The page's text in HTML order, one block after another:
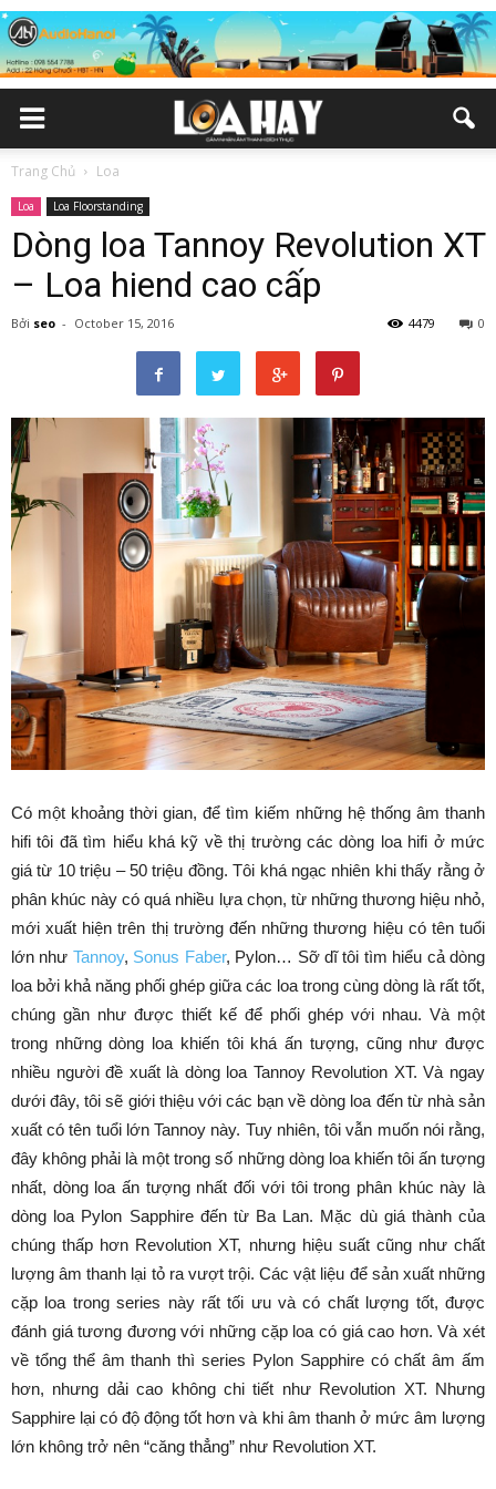
Trang Chủ Loa
Loa Loa Floorstanding
Dòng loa Tannoy Revolution XT
– Loa hiend cao cấp
Bởi seo - October 15, 2016 0
4479
Có một khoảng thời gian, để tìm kiếm những hệ thống âm thanh
hifi tôi đã tìm hiểu khá kỹ về thị trường các dòng loa hifi ở mức
giá từ 10 triệu – 50 triệu đồng. Tôi khá ngạc nhiên khi thấy rằng ở
phân khúc này có quá nhiều lựa chọn, từ những thương hiệu nhỏ,
mới xuất hiện trên thị trường đến những thương hiệu có tên tuổi
lớn như Tannoy, Sonus Faber, Pylon… Sỡ dĩ tôi tìm hiểu cả dòng
loa bởi khả năng phối ghép giữa các loa trong cùng dòng là rất tốt,
chúng gần như được thiết kế để phối ghép với nhau. Và một
trong những dòng loa khiến tôi khá ấn tượng, cũng như được
nhiều người đề xuất là dòng loa Tannoy Revolution XT. Và ngay
dưới đây, tôi sẽ giới thiệu với các bạn về dòng loa đến từ nhà sản
xuất có tên tuổi lớn Tannoy này. Tuy nhiên, tôi vẫn muốn nói rằng,
đây không phải là một trong số những dòng loa khiến tôi ấn tượng
nhất, dòng loa ấn tượng nhất đối với tôi trong phân khúc này là
dòng loa Pylon Sapphire đến từ Ba Lan. Mặc dù giá thành của
chúng thấp hơn Revolution XT, nhưng hiệu suất cũng như chất
lượng âm thanh lại tỏ ra vượt trội. Các vật liệu để sản xuất những
cặp loa trong series này rất tối ưu và có chất lượng tốt, được
đánh giá tương đương với những cặp loa có giá cao hơn. Và xét
về tổng thể âm thanh thì series Pylon Sapphire có chất âm ấm
hơn, nhưng dải cao không chi tiết như Revolution XT. Nhưng
Sapphire lại có độ động tốt hơn và khi âm thanh ở mức âm lượng
lớn không trở nên “căng thẳng” như Revolution XT.